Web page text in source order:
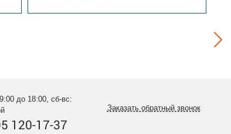
до 18:00, сб-вс:
120-17-37
Заказать обратный звонок